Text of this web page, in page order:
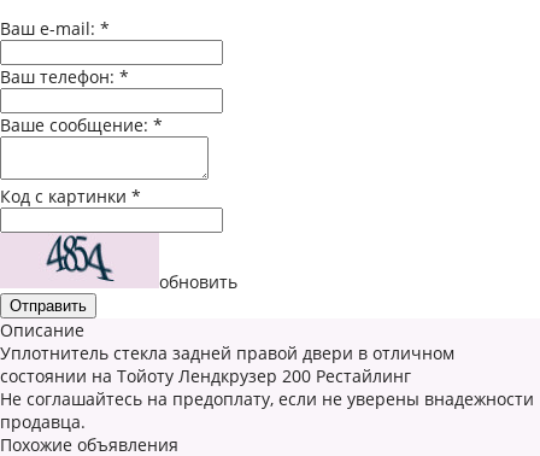
Ваш e-mail: *
Ваш телефон: *
Ваше сообщение: *
Код с картинки *
обновить
Описание
Уплотнитель стекла задней правой двери в отличном
состоянии на Тойоту Лендкрузер 200 Рестайлинг
Не соглашайтесь на предоплату, если не уверены внадежности
продавца.
Похожие объявления